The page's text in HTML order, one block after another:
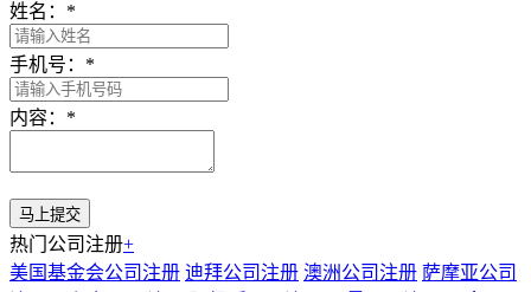
姓名： *
手机号： *
内容： *
热门公司注册+
美国基金会公司注册 迪拜公司注册 澳洲公司注册 萨摩亚公司